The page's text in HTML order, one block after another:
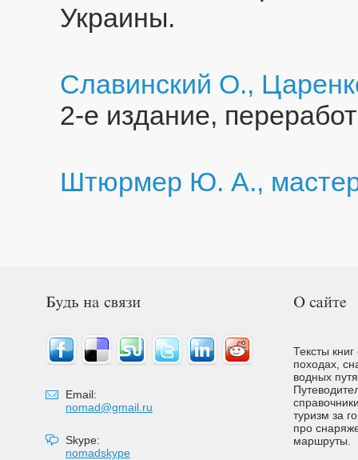
Украины.
Славинский О.,
2-е издание,
Штюрмер Ю. А., мастер
Email:
nomad@gmail.ru
Skype:
nomadskype
Тексты
походах,
водных
туризм за
про
маршруты.